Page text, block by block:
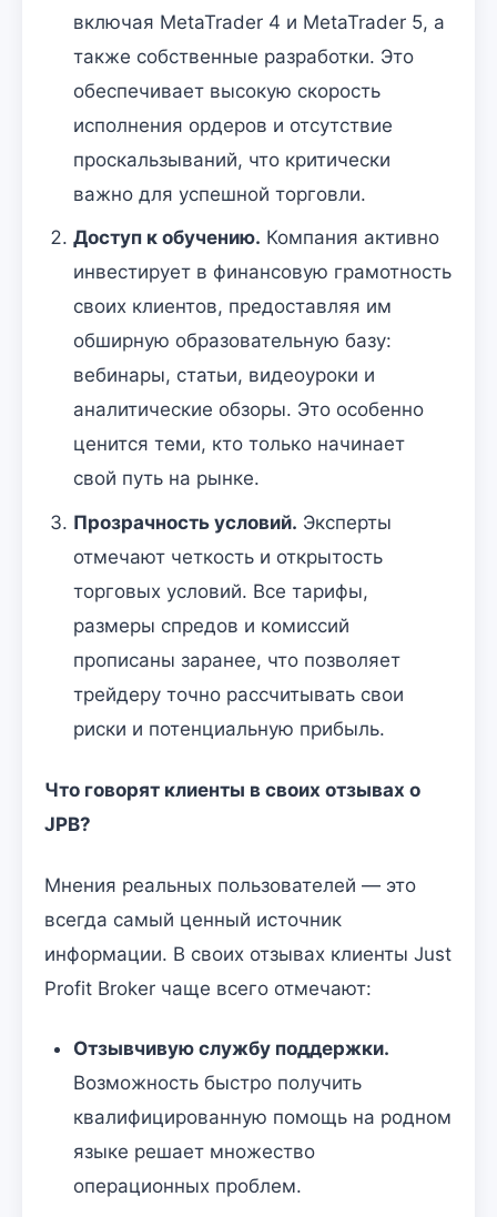
включая MetaTrader 4 и MetaTrader 5, а
также собственные разработки. Это
обеспечивает высокую скорость
исполнения ордеров и отсутствие
проскальзываний, что критически
важно для успешной торговли.
Доступ к обучению. Компания активно
инвестирует в финансовую грамотность
своих клиентов, предоставляя им
обширную образовательную базу:
вебинары, статьи, видеоуроки и
аналитические обзоры. Это особенно
ценится теми, кто только начинает
свой путь на рынке.
Прозрачность условий. Эксперты
отмечают четкость и открытость
торговых условий. Все тарифы,
размеры спредов и комиссий
прописаны заранее, что позволяет
трейдеру точно рассчитывать свои
риски и потенциальную прибыль.
Что говорят клиенты в своих отзывах о
JPB?
Мнения реальных пользователей — это
всегда самый ценный источник
информации. В своих отзывах клиенты Just
Profit Broker чаще всего отмечают:
Отзывчивую службу поддержки.
Возможность быстро получить
квалифицированную помощь на родном
языке решает множество
операционных проблем.